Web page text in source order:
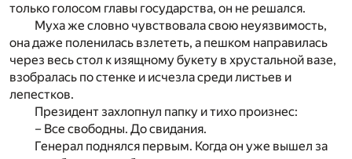
только голосом главы государства, он не решался.
Муха же словно чувствовала свою неуязвимость,
она даже поленилась взлететь, а пешком направилась
через весь стол к изящному букету в хрустальной вазе,
взобралась по стенке и исчезла среди листьев и
лепестков.
Президент захлопнул папку и тихо произнес:
– Все свободны. До свидания.
Генерал поднялся первым. Когда он уже вышел за